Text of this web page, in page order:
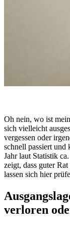
Oh nein, wo ist
sich vielleicht
vergessen oder
schnell passiert
Jahr laut Statistik
zeigt, dass guter
lassen sich hier
verloren